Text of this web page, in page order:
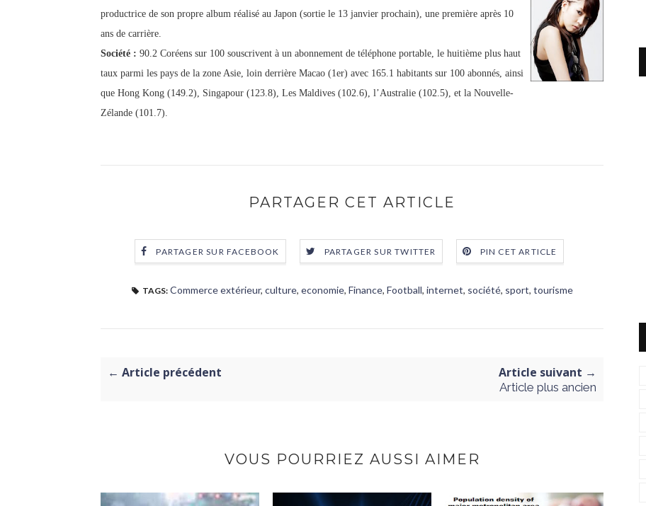
productrice de son propre album réalisé au Japon (sortie le 13 janvier prochain), une première après 10
ans de carrière.
Société : 90.2 Coréens sur 100 souscrivent à un abonnement de téléphone portable, le huitième plus haut
taux parmi les pays de la zone Asie, loin derrière Macao (1er) avec 165.1 habitants sur 100 abonnés, ainsi
que Hong Kong (149.2), Singapour (123.8), Les Maldives (102.6), l’Australie (102.5), et la Nouvelle-
Zélande (101.7).
PARTAGER CET ARTICLE
PARTAGER SUR FACEBOOK PARTAGER SUR TWITTER PIN CET ARTICLE
TAGS: Commerce extérieur, culture, economie, Finance, Football, internet, société, sport, tourisme
← Article précédent Article suivant →
Article plus ancien
VOUS POURRIEZ AUSSI AIMER